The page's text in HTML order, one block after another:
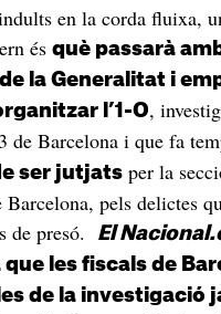
en la corda fluixa,
és què passarà
la Generalitat i
l’1-O,
de Barcelona i que fa
ser jutjatsper la
Barcelona, pels delictes
de presó.
El
les fiscals de
de la investigació